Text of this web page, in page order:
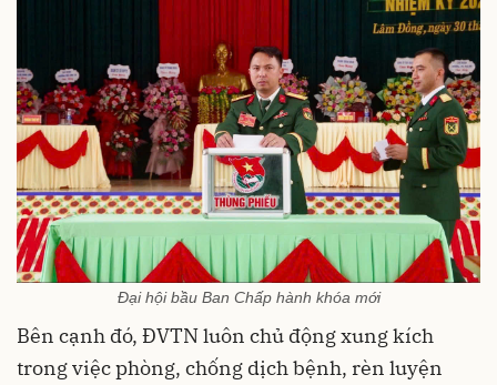
Đại hội bầu Ban Chấp hành khóa mới
Bên cạnh đó, ĐVTN luôn chủ động xung kích
trong việc phòng, chống dịch bệnh, rèn luyện